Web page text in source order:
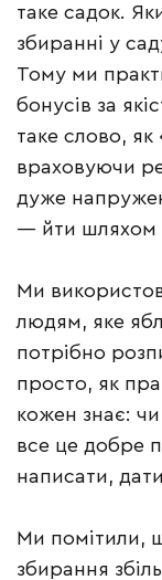
таке садок.
збиранні у
Тому ми
бонусів за
таке слово,
враховуючи
дуже
— йти шляхом
Ми
людям, яке
потрібно
просто, як
кожен знає:
все це добре
написати,
Ми помітили,
збирання